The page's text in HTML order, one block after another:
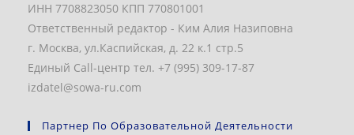
ИНН 7708823050 КПП 770801001
Ответственный редактор - Ким Алия Назиповна
г. Москва, ул.Каспийская, д. 22 к.1 стр.5
Единый Call-центр тел. +7 (995) 309-17-87
izdatel@sowa-ru.com
Партнер По Образовательной Деятельности